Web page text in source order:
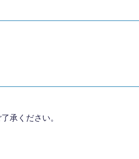
承ください。